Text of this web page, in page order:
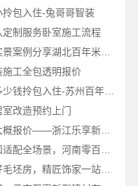
包入住-兔哥哥智装
制服务卧室施工流程
鄂州有设计感装修公司实景案例分享湖北百年米莱空间美学装饰材料有限公司
工全包透明报价
苏州市区靠谱家装装修多少钱拎包入住-苏州百年豪庭新材料有限公司
改造预约上门
省内周边家装定制设计大概报价——浙江乐享新材料
广州市区家装设计哪家好毛坯房，精匠饰家一站式整装